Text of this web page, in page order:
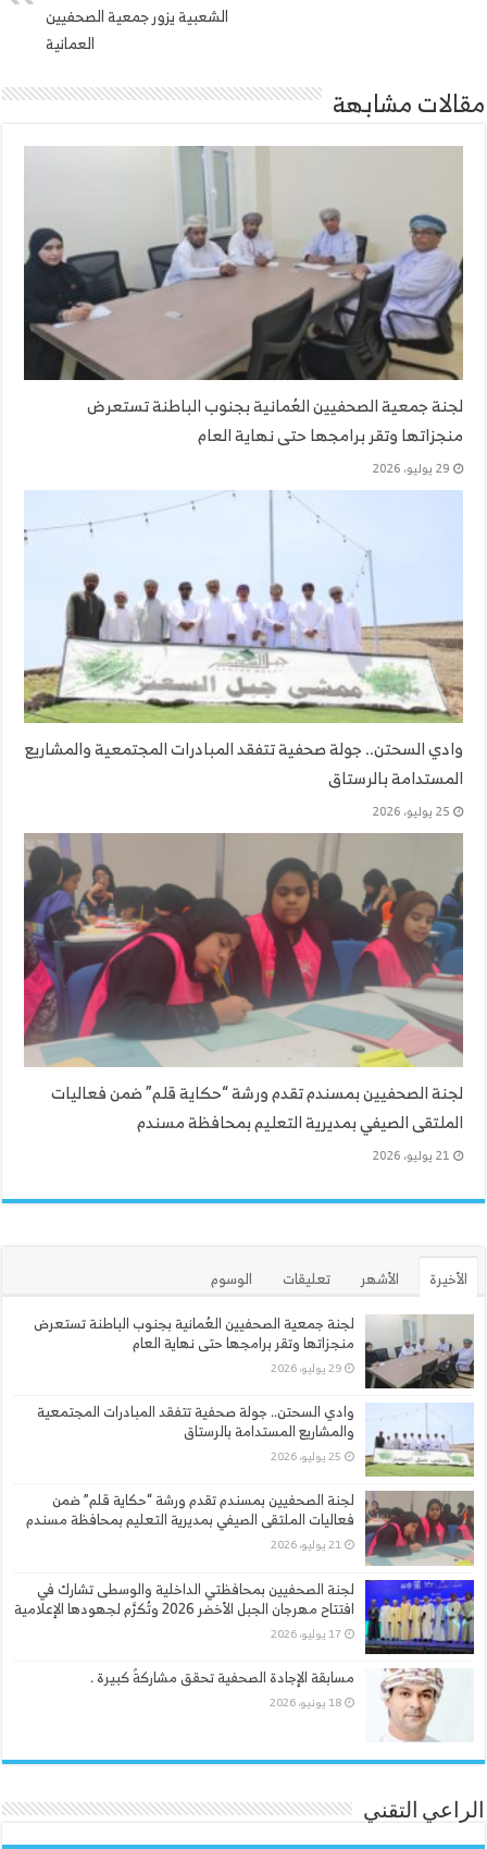
الشعبية يزور جمعية الصحفيين
العمانية
مقالات مشابهة
لجنة جمعية الصحفيين العُمانية بجنوب الباطنة تستعرض
منجزاتها وتقر برامجها حتى نهاية العام
29 يوليو، 2026
وادي السحتن.. جولة صحفية تتفقد المبادرات المجتمعية والمشاريع
المستدامة بالرستاق
25 يوليو، 2026
لجنة الصحفيين بمسندم تقدم ورشة “حكاية قلم” ضمن فعاليات
الملتقى الصيفي بمديرية التعليم بمحافظة مسندم
21 يوليو، 2026
الأخيرة الأشهر تعليقات
الوسوم
لجنة جمعية الصحفيين العُمانية بجنوب الباطنة تستعرض
منجزاتها وتقر برامجها حتى نهاية العام
29 يوليو، 2026
وادي السحتن.. جولة صحفية تتفقد المبادرات المجتمعية
والمشاريع المستدامة بالرستاق
25 يوليو، 2026
لجنة الصحفيين بمسندم تقدم ورشة “حكاية قلم” ضمن
فعاليات الملتقى الصيفي بمديرية التعليم بمحافظة مسندم
21 يوليو، 2026
لجنة الصحفيين بمحافظتي الداخلية والوسطى تشارك في
افتتاح مهرجان الجبل الأخضر 2026 وتُكرَّم لجهودها الإعلامية
17 يوليو، 2026
مسابقة الإجادة الصحفية تحقق مشاركةً كبيرة .
18 يونيو، 2026
الراعي التقني